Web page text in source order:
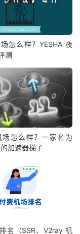
怎么样？YESHA 夜
测
怎么样？一家名为
加速器梯子
名（SSR、V2ray 机